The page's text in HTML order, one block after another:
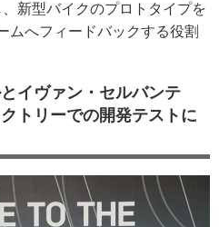
新型バイクのプロトタイプを
ムへフィードバックする役割
イヴァン・セルバンテ
トリーでの開発テストに